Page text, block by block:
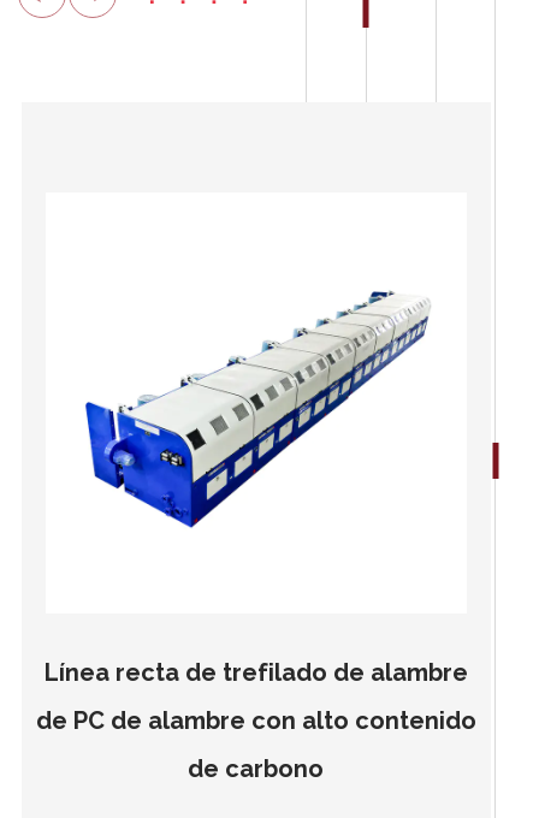
Línea recta de trefilado de alambre
de PC de alambre con alto contenido
de carbono